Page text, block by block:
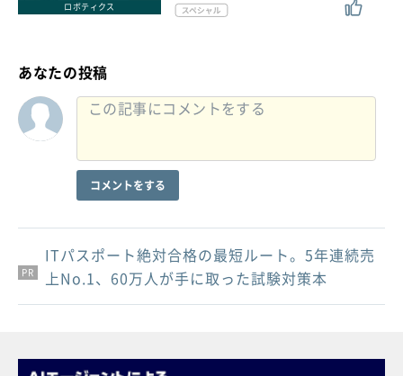
ロボティクス
あなたの投稿
コメントをする
PR
PR
PR
ITパスポート絶対合格の最短ルート。5年連続売
上No.1、60万人が手に取った試験対策本